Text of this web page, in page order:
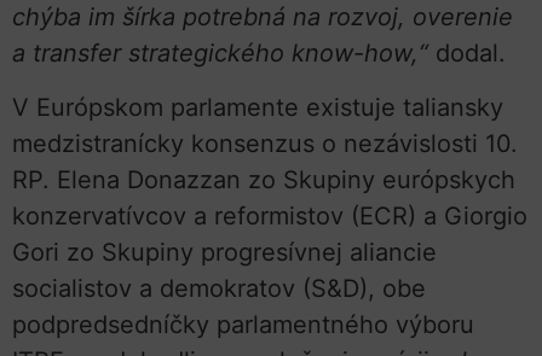
chýba im šírka potrebná na rozvoj, overenie
a transfer strategického know-how,“ dodal.
V Európskom parlamente existuje taliansky
medzistranícky konsenzus o nezávislosti 10.
RP. Elena Donazzan zo Skupiny európskych
konzervatívcov a reformistov (ECR) a Giorgio
Gori zo Skupiny progresívnej aliancie
socialistov a demokratov (S&D), obe
podpredsedníčky parlamentného výboru